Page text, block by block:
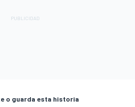
o guarda esta historia